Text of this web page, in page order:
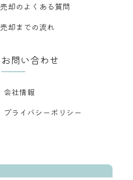
売却のよくある質問
売却までの流れ
お問い合わせ
会社情報
プライバシーポリシー